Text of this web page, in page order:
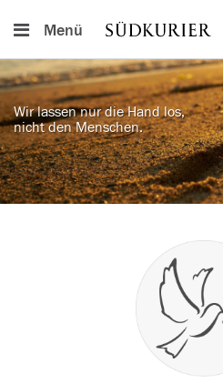
Menü
Wir lassen nur die Hand los,
nicht den Menschen.